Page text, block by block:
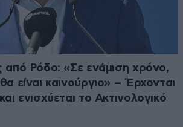
από Ρόδο: «Σε ενάμιση χρόνο,
είναι καινούργιο» – Έρχονται
ενισχύεται το Ακτινολογικό